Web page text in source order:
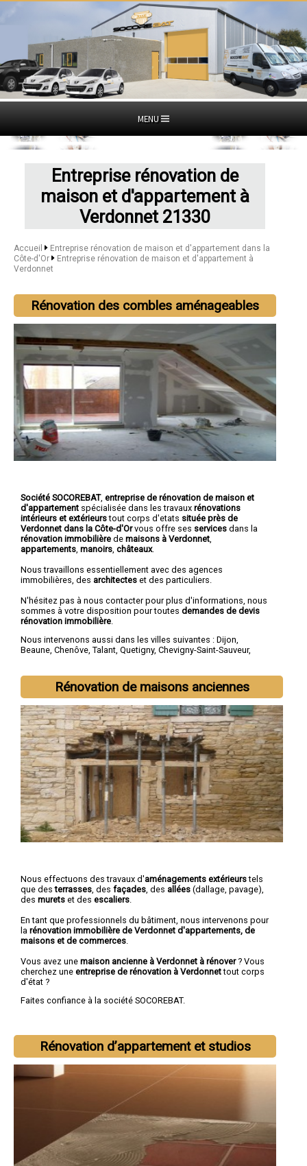
MENU
Entreprise rénovation de
maison et d'appartement à
Verdonnet 21330
Accueil
Entreprise rénovation de maison et d'appartement dans la
Côte-d'Or
Entreprise rénovation de maison et d'appartement à
Verdonnet
Rénovation des combles aménageables
Société SOCOREBAT, entreprise de rénovation de maison et
d'appartement spécialisée dans les travaux rénovations
intérieurs et extérieurstout corps d'etats située près de
Verdonnet dans la Côte-d'Orvous offre ses services dans la
rénovation immobilière de maisons à Verdonnet
appartements manoirs châteaux.
Nous travaillons essentiellement avec des agences
immobilières, des architectes et des particuliers.
N'hésitez pas à nous contacter pour plus d'informations, nous
sommes à votre disposition pour toutes demandes de devis
rénovation immobilière
Nous intervenons aussi dans les villes suivantes : Dijon,
Beaune, Chenôve, Talant, Quetigny, Chevigny-Saint-Sauveur,
Rénovation de maisons anciennes
Nous effectuons des travaux d'aménagements extérieurstels
que desterrasses , des façades , des allées (dallage, pavage),
des murets et des escaliers
En tant que professionnels du bâtiment, nous intervenons pour
la rénovation immobilière de Verdonnet d'appartements, de
maisons et de commerces
Vous avez une maison ancienne à Verdonnet à rénover? Vous
cherchez une entreprise de rénovation à Verdonnettout corps
d'état ?
Faites confiance à la société SOCOREBAT.
Rénovation d’appartement et studios